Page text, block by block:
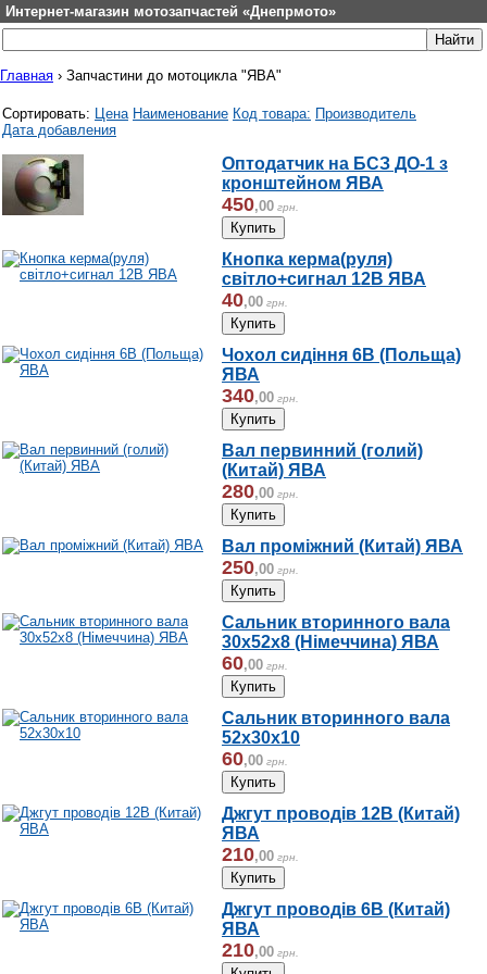
Интернет-магазин мотозапчастей «Днепрмото»
Главная › Запчастини до мотоцикла "ЯВА"
Сортировать: Цена Наименование Код товара: Производитель
Дата добавления
Оптодатчик на БСЗ ДО-1 з
кронштейном ЯВА
450,00 грн.
Кнопка керма(руля)
світло+сигнал 12В ЯВА
40,00 грн.
Чохол сидіння 6В (Польща)
ЯВА
340,00 грн.
Вал первинний (голий)
(Китай) ЯВА
280,00 грн.
Вал проміжний (Китай) ЯВА
250,00 грн.
Сальник вторинного вала
30х52х8 (Німеччина) ЯВА
60,00 грн.
Сальник вторинного вала
52х30х10
60,00 грн.
Джгут проводів 12В (Китай)
ЯВА
210,00 грн.
Джгут проводів 6В (Китай)
ЯВА
210,00 грн.